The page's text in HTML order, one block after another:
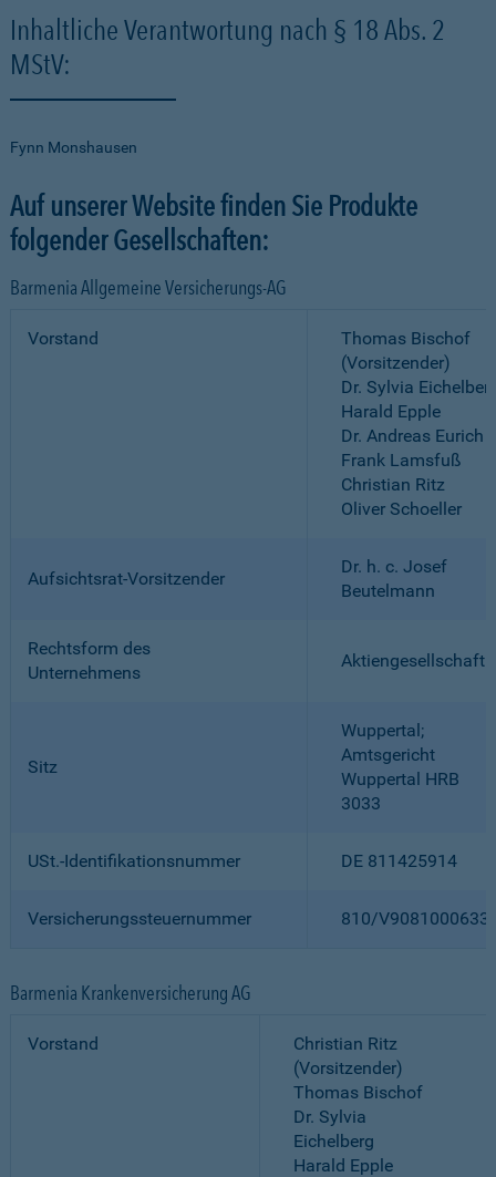
Inhaltliche Verantwortung nach § 18 Abs. 2
MStV:
Fynn Monshausen
Auf unserer Website finden Sie Produkte
folgender Gesellschaften:
Barmenia Allgemeine Versicherungs-AG
Vorstand
Thomas Bischof
(Vorsitzender)
Dr. Sylvia
Harald Epple
Dr. Andreas Eurich
Frank Lamsfuß
Christian Ritz
Oliver Schoeller
Aufsichtsrat-Vorsitzender
Dr. h. c. Josef
Beutelmann
Rechtsform des
Unternehmens
Aktiengesellschaft
Sitz
Wuppertal;
Amtsgericht
Wuppertal HRB
3033
USt.-Identifikationsnummer DE 811425914
Versicherungssteuernummer 810/
Barmenia Krankenversicherung AG
Vorstand
Christian Ritz
(Vorsitzender)
Thomas Bischof
Dr. Sylvia
Eichelberg
Harald Epple